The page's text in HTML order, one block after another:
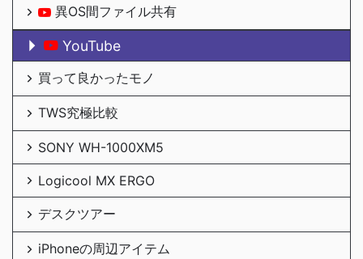
異OS間ファイル共有
YouTube
買って良かったモノ
TWS究極比較
SONY WH-1000XM5
Logicool MX ERGO
デスクツアー
iPhoneの周辺アイテム